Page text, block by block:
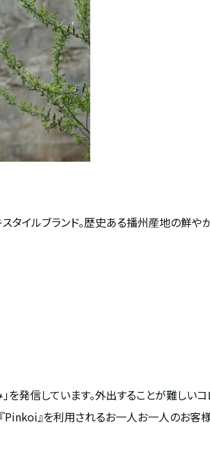
タイルブランド。歴史ある播州産地の鮮や
を発信しています。外出することが難しい
Pinkoi』を利用されるお一人お一人のお